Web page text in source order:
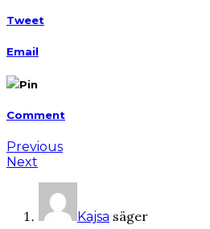
Tweet
Email
Pin
Comment
Previous
Next
Kajsa säger